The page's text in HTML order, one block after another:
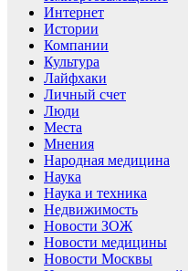
Интернет
Истории
Компании
Культура
Лайфхаки
Личный счет
Люди
Места
Мнения
Народная медицина
Наука
Наука и техника
Недвижимость
Новости ЗОЖ
Новости медицины
Новости Москвы